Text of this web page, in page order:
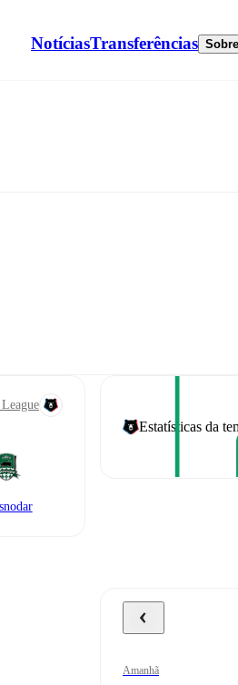
NotíciasTransferências
Estatísticas da
amanhã